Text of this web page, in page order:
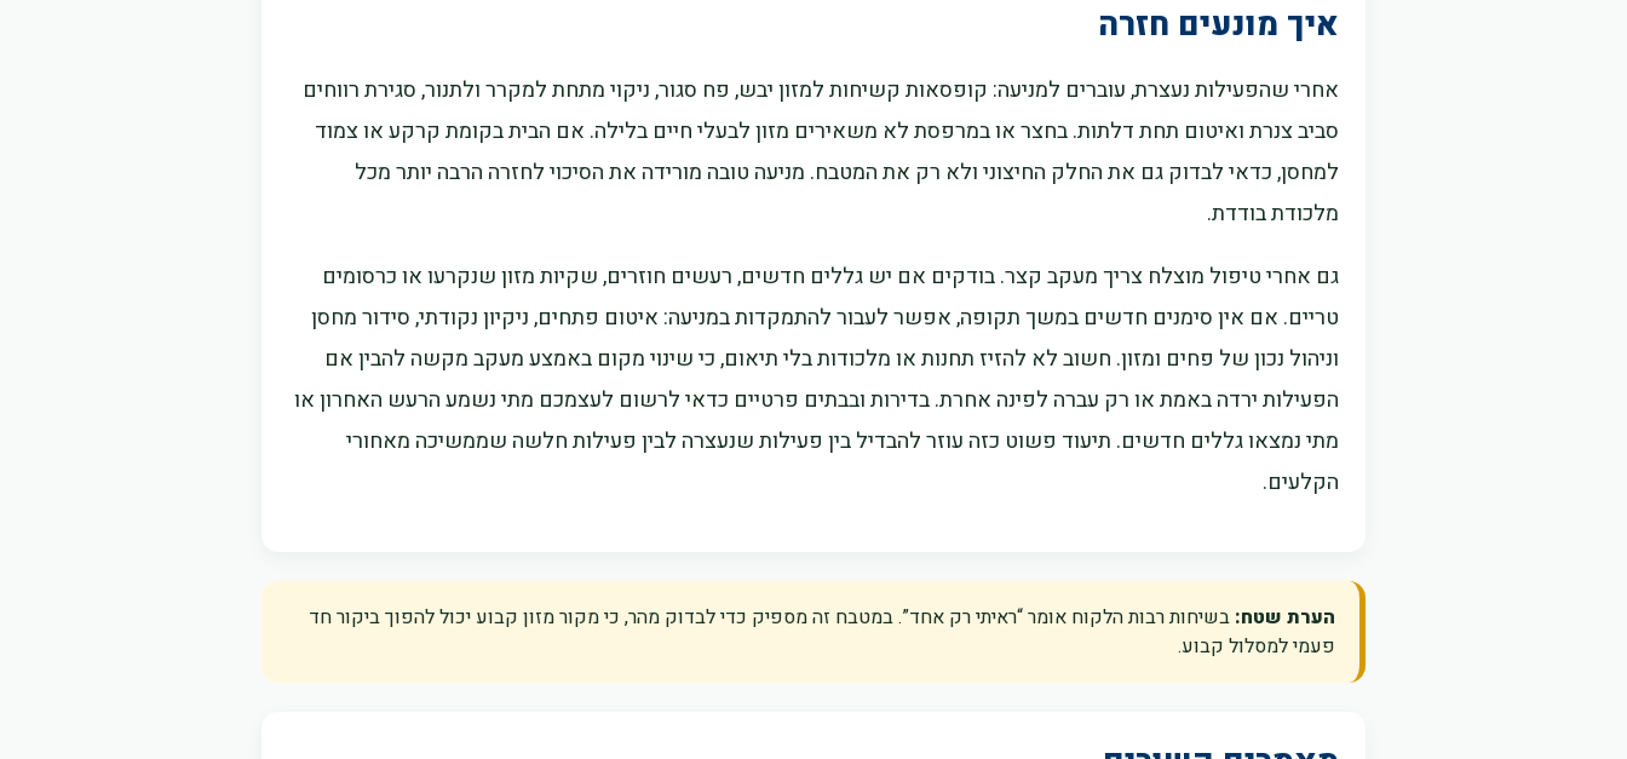
איך מונעים חזרה
אחרי שהפעילות נעצרת, עוברים למניעה: קופסאות קשיחות למזון יבש, פח סגור, ניקוי מתחת למקרר ולתנור, סגירת רווחים
סביב צנרת ואיטום תחת דלתות. בחצר או במרפסת לא משאירים מזון לבעלי חיים בלילה. אם הבית בקומת קרקע או צמוד
למחסן, כדאי לבדוק גם את החלק החיצוני ולא רק את המטבח. מניעה טובה מורידה את הסיכוי לחזרה הרבה יותר מכל
מלכודת בודדת.
גם אחרי טיפול מוצלח צריך מעקב קצר. בודקים אם יש גללים חדשים, רעשים חוזרים, שקיות מזון שנקרעו או כרסומים
טריים. אם אין סימנים חדשים במשך תקופה, אפשר לעבור להתמקדות במניעה: איטום פתחים, ניקיון נקודתי, סידור מחסן
וניהול נכון של פחים ומזון. חשוב לא להזיז תחנות או מלכודות בלי תיאום, כי שינוי מקום באמצע מעקב מקשה להבין אם
הפעילות ירדה באמת או רק עברה לפינה אחרת. בדירות ובבתים פרטיים כדאי לרשום לעצמכם מתי נשמע הרעש האחרון או
מתי נמצאו גללים חדשים. תיעוד פשוט כזה עוזר להבדיל בין פעילות שנעצרה לבין פעילות חלשה שממשיכה מאחורי
הקלעים.
הערת שטח: בשיחות רבות הלקוח אומר “ראיתי רק אחד”. במטבח זה מספיק כדי לבדוק מהר, כי מקור מזון קבוע יכול להפוך ביקור חד
פעמי למסלול קבוע.